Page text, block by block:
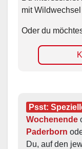
mit
Oder du
Psst:
Wochenende
Paderborn
Du, auf den